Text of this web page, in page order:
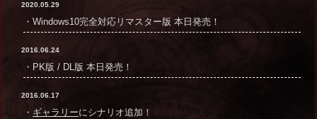
2020.05.29
・Windows10完全対応リマスター版 本日発売！
2016.06.24
・PK版 / DL版 本日発売！
2016.06.17
・ ギャラリーにシナリオ追加！